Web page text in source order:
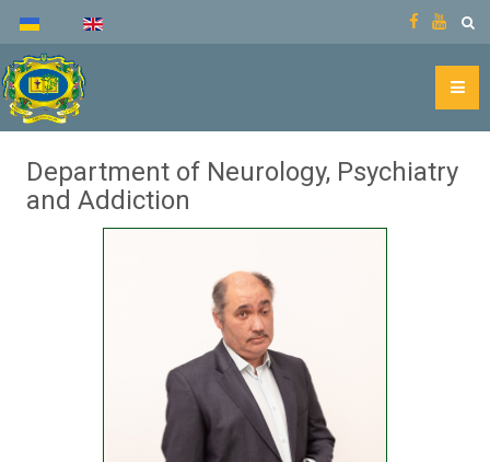
Department of Neurology, Psychiatry
and Addiction